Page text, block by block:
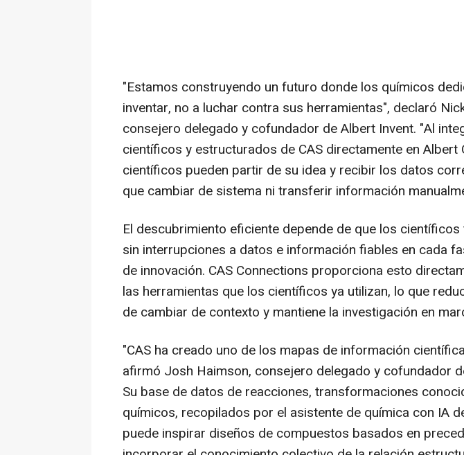
"Estamos construyendo un futuro donde los químicos
inventar, no a luchar contra sus herramientas", declaró
consejero delegado y cofundador de Albert Invent. "Al
científicos y estructurados de CAS directamente en Albert
científicos pueden partir de su idea y recibir los datos
que cambiar de sistema ni transferir información
El descubrimiento eficiente depende de que los
sin interrupciones a datos e información fiables en cada
de innovación. CAS Connections proporciona esto
las herramientas que los científicos ya utilizan, lo que
de cambiar de contexto y mantiene la investigación en
"CAS ha creado uno de los mapas de información
afirmó Josh Haimson, consejero delegado y cofundador
Su base de datos de reacciones, transformaciones
químicos, recopilados por el asistente de química con IA
puede inspirar diseños de compuestos basados en